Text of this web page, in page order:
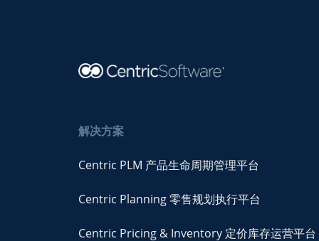
解决方案
Centric PLM 产品生命周期管理平台
Centric Planning 零售规划执行平台
Centric Pricing & Inventory 定价库存运营平台